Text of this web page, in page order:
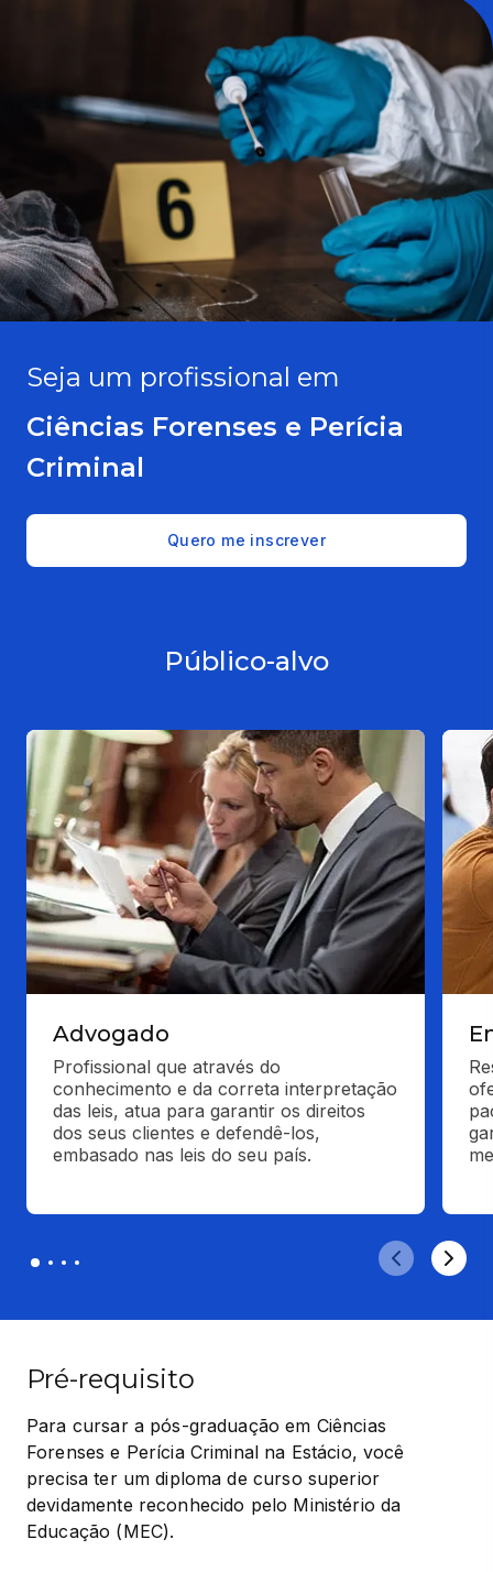
Seja um profissional em
Ciências Forenses e Perícia
Criminal
Quero me inscrever
Público-alvo
Advogado
Profissional que através do
conhecimento e da correta interpretação
das leis, atua para garantir os direitos
dos seus clientes e defendê-los,
embasado nas leis do seu país.
Pré-requisito
Para cursar a pós-graduação em Ciências
Forenses e Perícia Criminal na Estácio, você
precisa ter um diploma de curso superior
devidamente reconhecido pelo Ministério da
Educação (MEC).